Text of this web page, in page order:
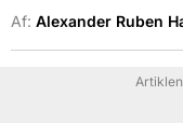
Af: Alexander Ruben